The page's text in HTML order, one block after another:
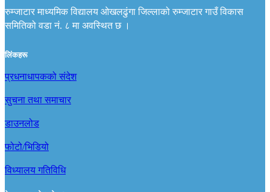
रुम्जाटार माध्यमिक विद्यालय ओखलढुंगा जिल्लाको रुम्जाटार गाउँ विकास
समितिको वडा नं. ८ मा अवस्थित छ ।
लिंकहरू
प्रधनाधापकको संदेश
सुचना तथा समाचार
डाउनलोड
फोटो/भिडियो
विध्यालय गतिविधि